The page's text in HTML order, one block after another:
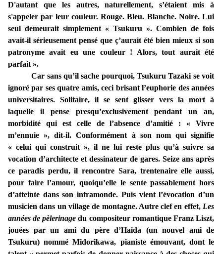
D'autant que les autres, naturellement, s’étaient mis à
s'appeler par leur couleur. Rouge. Bleu. Blanche. Noire. Lui
seul demeurait simplement « Tsukuru ». Combien de fois
avait-il sérieusement pensé que ç’aurait été bien mieux si son
patronyme avait eu une couleur ! Alors, tout aurait été
parfait ».
Car sans qu’il sache pourquoi, Tsukuru Tazaki se voit
ignoré par ses quatre amis, ceci brisant l’euphorie des années
universitaires. Solitaire, il se sent glisser vers la mort à
laquelle il pense presqu’exclusivement pendant un an,
morbidité qui est celle de l’absence d’amitié : « Vivre
m’ennuie », dit-il. Conformément à son nom qui signifie
« celui qui construit », il ne lui reste plus qu’à suivre sa
vocation d’architecte et dessinateur de gares. Seize ans après
ce paradis perdu, il rencontre Sara, trentenaire elle aussi,
pour faire l’amour, quoiqu’elle le sente passablement hors
d’atteinte dans son inframonde. Puis vient l’évocation d’un
musicien dans un village de montagne. Autre clef en effet, Les
années de pèlerinage du compositeur romantique Franz Liszt,
jouées par un ami du père d’Haida (un nouvel ami de
Tsukuru) nommé Midorikawa, pianiste émouvant, dont le